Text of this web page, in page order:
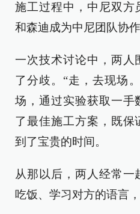
施工过程中，中尼双方
和森迪成为中尼团队协
一次技术讨论中，两人
了分歧。“走，去现场
场，通过实验获取一手
了最佳施工方案，既保
到了宝贵的时间。
从那以后，两人经常一
吃饭、学习对方的语言